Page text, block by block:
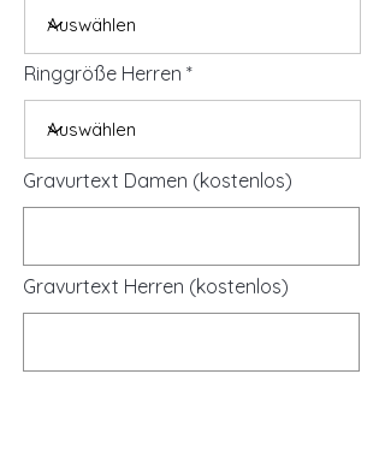
Ringgröße Herren
Gravurtext Damen (kostenlos)
Gravurtext Herren (kostenlos)